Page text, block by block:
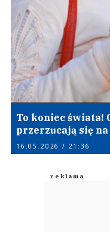
To koniec świata!
przerzucają się
16.05.2026 / 21:36